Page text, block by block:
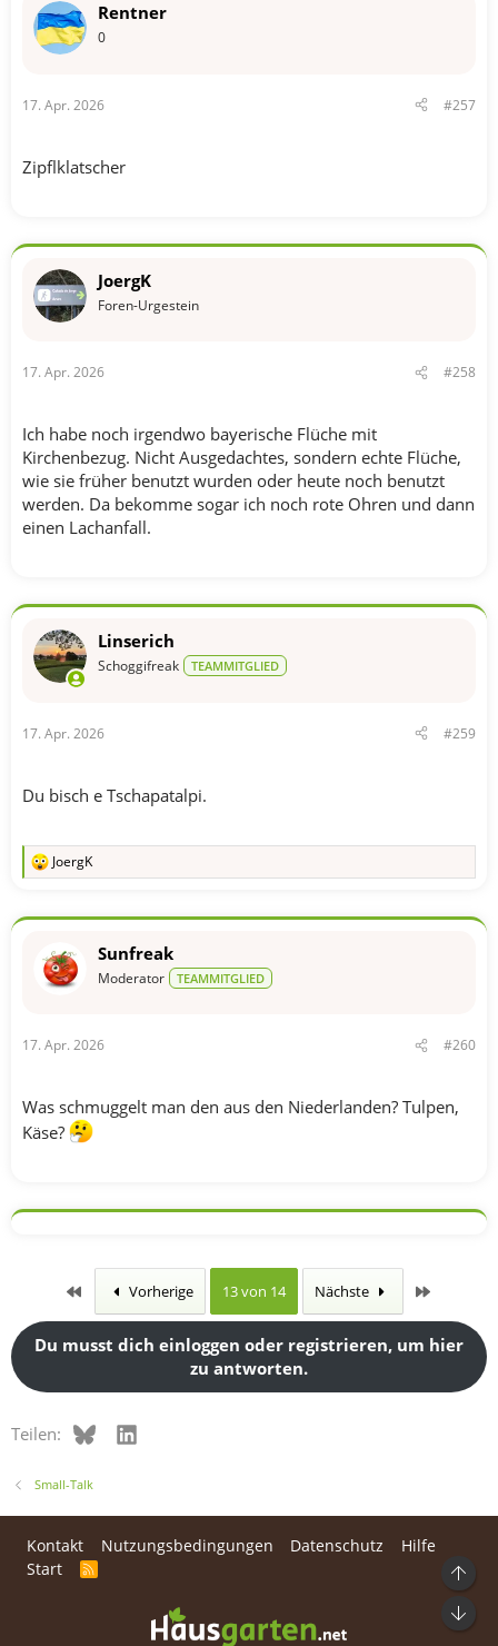
o
:
Rentner
0
17. Apr. 2026 #257
Zipflklatscher
JoergK
Foren-Urgestein
17. Apr. 2026 #258
Ich habe noch irgendwo bayerische Flüche mit
Kirchenbezug. Nicht Ausgedachtes, sondern echte Flüche,
wie sie früher benutzt wurden oder heute noch benutzt
werden. Da bekomme sogar ich noch rote Ohren und dann
einen Lachanfall.
Linserich
Schoggifreak TEAMMITGLIED
17. Apr. 2026 #259
Du bisch e Tschapatalpi.
R
k
:
JoergK
Sunfreak
Moderator TEAMMITGLIED
17. Apr. 2026 #260
Was schmuggelt man den aus den Niederlanden? Tulpen,
Käse?
Erste Vorherige 13 von 14 Nächste
Du musst dich einloggen oder registrieren, um hier
zu antworten.
Teilen: BlueskyLinkedIn
Small-Talk
Kontakt Nutzungsbedingungen Datenschutz
Hilfe
Start
R